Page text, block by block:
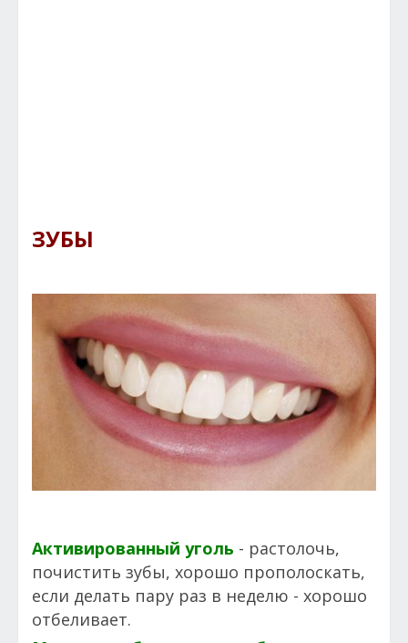
ЗУБЫ
Активированный уголь - растолочь,
почистить зубы, хорошо прополоскать,
если делать пару раз в неделю - хорошо
отбеливает.